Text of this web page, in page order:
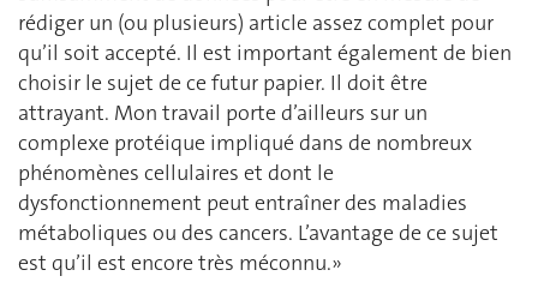
rédiger un (ou plusieurs) article assez complet pour
qu’il soit accepté. Il est important également de bien
choisir le sujet de ce futur papier. Il doit être
attrayant. Mon travail porte d’ailleurs sur un
complexe protéique impliqué dans de nombreux
phénomènes cellulaires et dont le
dysfonctionnement peut entraîner des maladies
métaboliques ou des cancers. L’avantage de ce sujet
est qu’il est encore très méconnu.»